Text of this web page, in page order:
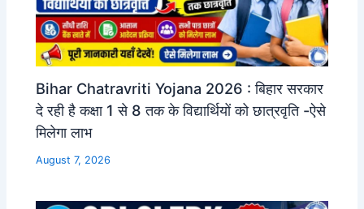
Bihar Chatravriti Yojana 2026 : बिहार सरकार
दे रही है कक्षा 1 से 8 तक के विद्यार्थियों को छात्रवृति -ऐसे
मिलेगा लाभ
August 7, 2026